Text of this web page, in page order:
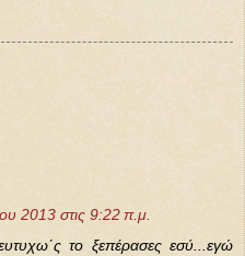
2013 στις 9:22 π.μ.
το ξεπέρασες εσύ...εγώ